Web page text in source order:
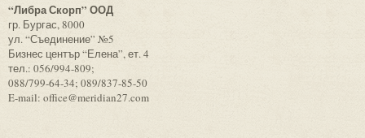
“Либра Скорп” ООД
гр. Бургас, 8000
ул. “Съединение” №5
Бизнес център “Елена”, ет. 4
тел.: 056/994-809;
088/799-64-34; 089/837-85-50
E-mail: office@meridian27.com